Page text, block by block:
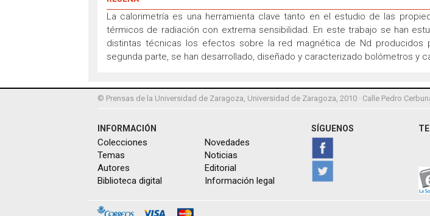
La calorimetría es una herramienta clave tanto en el estudio de las
térmicos de radiación con extrema sensibilidad. En este trabajo se han
distintas técnicas los efectos sobre la red magnética de Nd producidos
segunda parte, se han desarrollado, diseñado y caracterizado bolómetros y
© Prensas de la Universidad de Zaragoza, Universidad de Zaragoza, 2010 · Calle Pedro
INFORMACIÓN
Colecciones
Temas
Autores
Biblioteca digital
Novedades
Noticias
Editorial
Información legal
SÍGUENOS